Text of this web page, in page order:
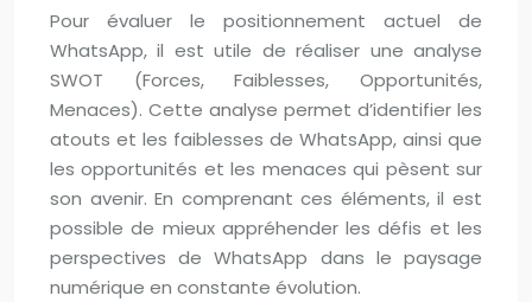
Pour évaluer le positionnement actuel de
WhatsApp, il est utile de réaliser une analyse
SWOT (Forces, Faiblesses, Opportunités,
Menaces). Cette analyse permet d’identifier les
atouts et les faiblesses de WhatsApp, ainsi que
les opportunités et les menaces qui pèsent sur
son avenir. En comprenant ces éléments, il est
possible de mieux appréhender les défis et les
perspectives de WhatsApp dans le paysage
numérique en constante évolution.